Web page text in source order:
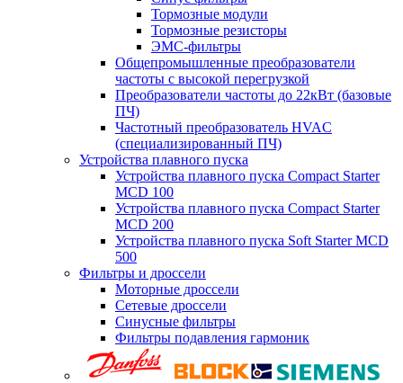
Тормозные модули
Тормозные резисторы
ЭМС-фильтры
Общепромышленные преобразователи
частоты с высокой перегрузкой
Преобразователи частоты до 22кВт (базовые
ПЧ)
Частотный преобразователь HVAC
(специализированный ПЧ)
Устройства плавного пуска
Устройства плавного пуска Compact Starter
MCD 100
Устройства плавного пуска Compact Starter
MCD 200
Устройства плавного пуска Soft Starter MCD
500
Фильтры и дроссели
Моторные дроссели
Сетевые дроссели
Синусные фильтры
Фильтры подавления гармоник